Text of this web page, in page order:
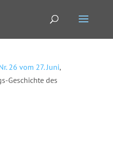
26 vom 27. Juni,
Geschichte des